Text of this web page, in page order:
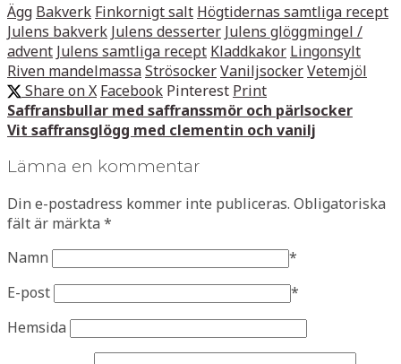
Ägg Bakverk Finkornigt salt Högtidernas samtliga recept
Julens bakverk Julens desserter Julens glöggmingel /
advent Julens samtliga recept Kladdkakor Lingonsylt
Riven mandelmassaStrösockerVaniljsockerVetemjöl
Share on X Facebook Pinterest Print
Saffransbullar med saffranssmör och pärlsocker
Vit saffransglögg med clementin och vanilj
Lämna en kommentar
Din e-postadress kommer inte publiceras. Obligatoriska
fält är märkta *
Namn
*
E-post
*
Hemsida